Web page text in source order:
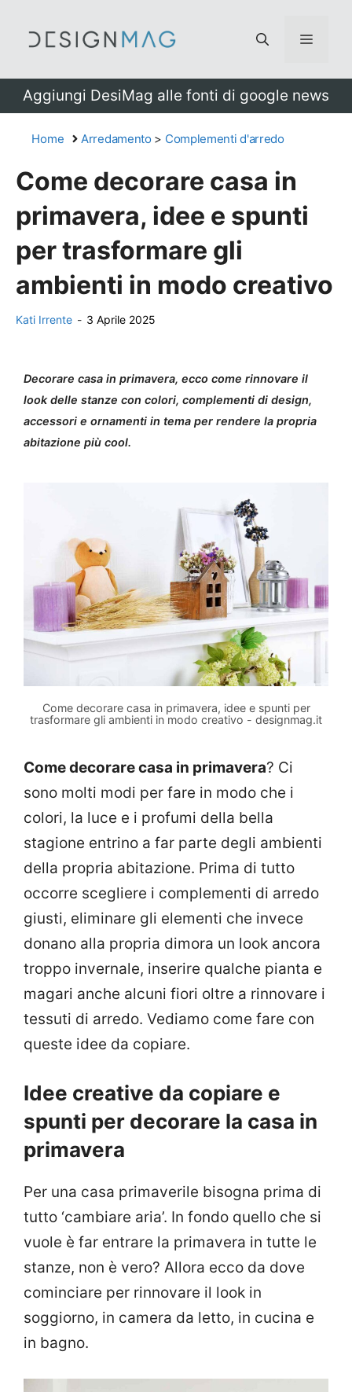
Menu
Aggiungi DesiMag alle fonti di google news
Home Arredamento > Complementi d'arredo
Come decorare casa in
primavera, idee e spunti
per trasformare gli
ambienti in modo creativo
Kati Irrente - 3 Aprile 2025
Decorare casa in primavera, ecco come rinnovare il
look delle stanze con colori, complementi di design,
accessori e ornamenti in tema per rendere la propria
abitazione più cool.
Come decorare casa in primavera, idee e spunti per
trasformare gli ambienti in modo creativo - designmag.it
Come decorare casa in primavera? Ci
sono molti modi per fare in modo che i
colori, la luce e i profumi della bella
stagione entrino a far parte degli ambienti
della propria abitazione. Prima di tutto
occorre scegliere i complementi di arredo
giusti, eliminare gli elementi che invece
donano alla propria dimora un look ancora
troppo invernale, inserire qualche pianta e
magari anche alcuni fiori oltre a rinnovare i
tessuti di arredo. Vediamo come fare con
queste idee da copiare.
Idee creative da copiare e
spunti per decorare la casa in
primavera
Per una casa primaverile bisogna prima di
tutto ‘cambiare aria’. In fondo quello che si
vuole è far entrare la primavera in tutte le
stanze, non è vero? Allora ecco da dove
cominciare per rinnovare il look in
soggiorno, in camera da letto, in cucina e
in bagno.